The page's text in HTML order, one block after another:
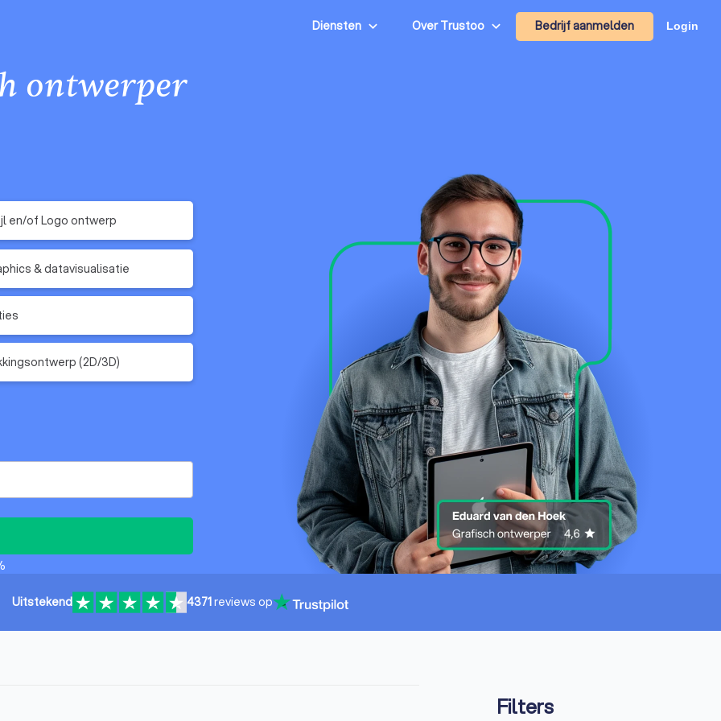
Diensten Over Trustoo Bedrijf aanmelden Login
ontwerper
en/of Logo ontwerp
& datavisualisatie
(2D/3D)
Uitstekend 4371reviews op
Filters